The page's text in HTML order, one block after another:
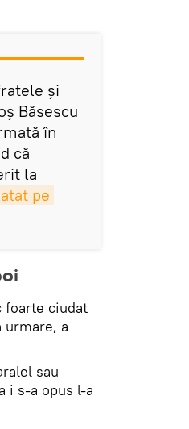
şi
Băsescu
în
că
la
pe
foarte ciudat
a
sau
i s-a opus l-a